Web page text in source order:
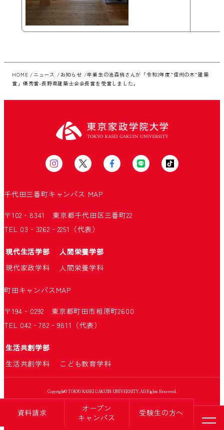
資料請求
オープン
キャンパス
受験生の方へ
メニ
HOME ニュース お知らせ
卒業生の池森梢さんが「令和2年度“信州の木”建築
賞」優秀賞-長野県建築士会会長賞を受賞しました。
千代田三番町キャンパス MAP
〒102‐8341 東京都千代田区三番町22
TEL 03‐3262‐2251（代表）
現代生活学部
人間栄養学部
現代家政学科
人間栄養学科
町田キャンパスMAP
〒194‐0292 東京都町田市相原町2600
TEL 042‐782‐9811（代表）
生活共創学部
生活共創学科
こども教育学科
Copyright© TOKYO KASEI GAKUIN UNIVERSITY. All Rights Reserved.